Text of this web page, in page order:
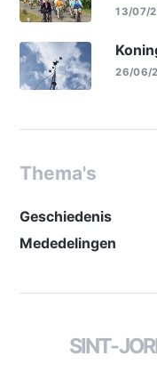
13/07/
26/06/
Thema's
Geschiedenis
Mededelingen
SINT-